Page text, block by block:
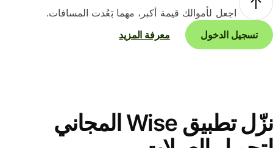
اجعل لأموالك قيمة أكبر، مهما بَعُدت المسافات.
تسجيل الدخول
معرفة المزيد
نزّل تطبيق Wise المجاني